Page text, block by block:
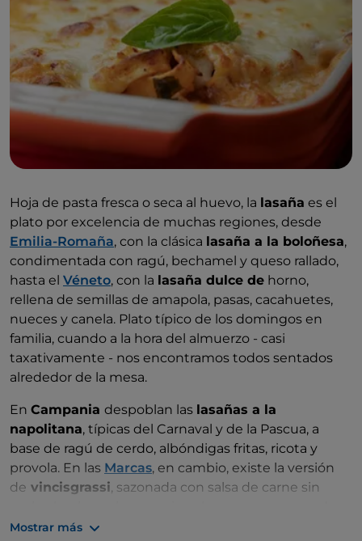
Hoja de pasta fresca o seca al huevo, la lasaña es el
plato por excelencia de muchas regiones, desde
Emilia-Romaña, con la clásica lasaña a la boloñesa,
condimentada con ragú, bechamel y queso rallado,
hasta el Véneto, con la lasaña dulce de horno,
rellena de semillas de amapola, pasas, cacahuetes,
nueces y canela. Plato típico de los domingos en
familia, cuando a la hora del almuerzo - casi
taxativamente - nos encontramos todos sentados
alrededor de la mesa.
En Campania despoblan las lasañas a la
napolitana, típicas del Carnaval y de la Pascua, a
base de ragú de cerdo, albóndigas fritas, ricota y
provola. En las Marcas, en cambio, existe la versión
de vincisgrassi , sazonada con salsa de carne sin
El plato de otoño por excelencia es, finalmente, el de
Mostrar más